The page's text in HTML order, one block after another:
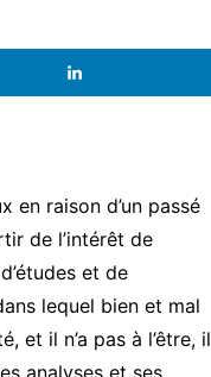
en raison d’un passé
de l’intérêt de
et de
lequel bien et mal
et il n’a pas à l’être, il